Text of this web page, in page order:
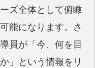
ズ全体として俯瞰
能になります。さ
員が「今、何を目
」という情報をリ